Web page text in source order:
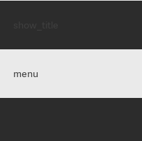
menu